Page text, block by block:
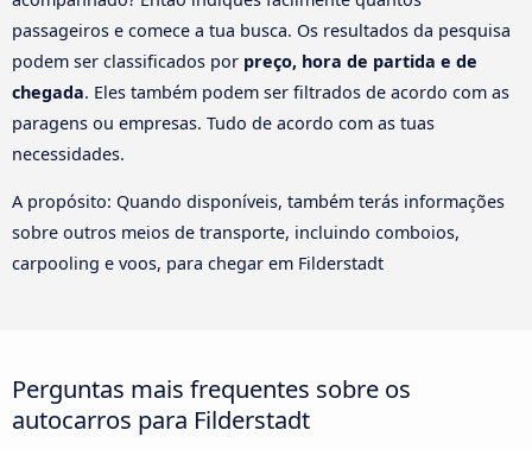
passageiros e comece a tua busca. Os resultados da pesquisa
podem ser classificados por preço, hora de partida e de
chegada. Eles também podem ser filtrados de acordo com as
paragens ou empresas. Tudo de acordo com as tuas
necessidades.
A propósito: Quando disponíveis, também terás informações
sobre outros meios de transporte, incluindo comboios,
carpooling e voos, para chegar em Filderstadt
Perguntas mais frequentes sobre os
autocarros para Filderstadt